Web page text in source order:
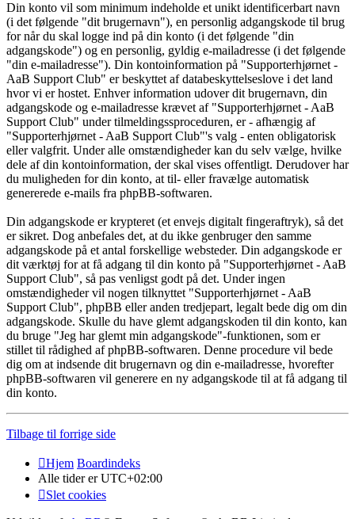
Din konto vil som minimum indeholde et unikt identificerbart navn
(i det følgende "dit brugernavn"), en personlig adgangskode til brug
for når du skal logge ind på din konto (i det følgende "din
adgangskode") og en personlig, gyldig e-mailadresse (i det følgende
"din e-mailadresse"). Din kontoinformation på "Supporterhjørnet -
AaB Support Club" er beskyttet af databeskyttelseslove i det land
hvor vi er hostet. Enhver information udover dit brugernavn, din
adgangskode og e-mailadresse krævet af "Supporterhjørnet - AaB
Support Club" under tilmeldingssproceduren, er - afhængig af
"Supporterhjørnet - AaB Support Club"'s valg - enten obligatorisk
eller valgfrit. Under alle omstændigheder kan du selv vælge, hvilke
dele af din kontoinformation, der skal vises offentligt. Derudover har
du muligheden for din konto, at til- eller fravælge automatisk
genererede e-mails fra phpBB-softwaren.
Din adgangskode er krypteret (et envejs digitalt fingeraftryk), så det
er sikret. Dog anbefales det, at du ikke genbruger den samme
adgangskode på et antal forskellige websteder. Din adgangskode er
dit værktøj for at få adgang til din konto på "Supporterhjørnet - AaB
Support Club", så pas venligst godt på det. Under ingen
omstændigheder vil nogen tilknyttet "Supporterhjørnet - AaB
Support Club", phpBB eller anden tredjepart, legalt bede dig om din
adgangskode. Skulle du have glemt adgangskoden til din konto, kan
du bruge "Jeg har glemt min adgangskode"-funktionen, som er
stillet til rådighed af phpBB-softwaren. Denne procedure vil bede
dig om at indsende dit brugernavn og din e-mailadresse, hvorefter
phpBB-softwaren vil generere en ny adgangskode til at få adgang til
din konto.
Tilbage til forrige side
Hjem Boardindeks
Alle tider erUTC+02:00
Slet cookies